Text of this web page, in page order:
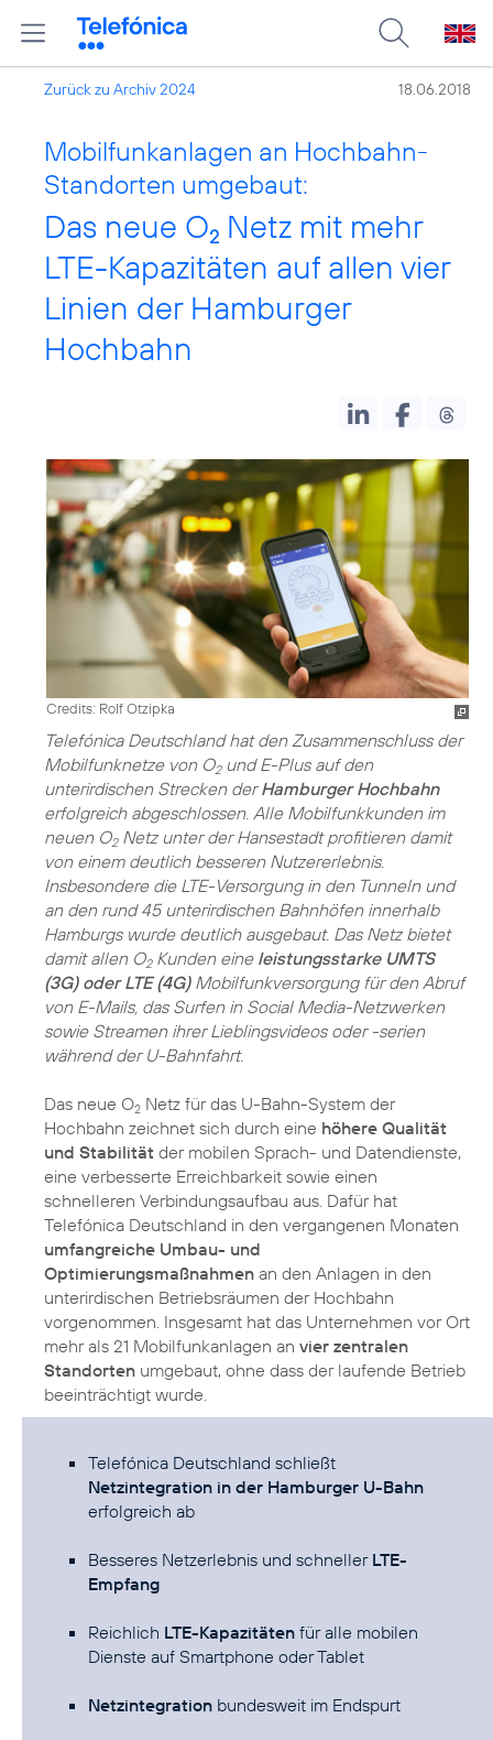
Zurück zu Archiv 2024 18.06.2018
Mobilfunkanlagen an Hochbahn-
Standorten umgebaut:
Das neue O2 Netz mit mehr
LTE-Kapazitäten auf allen vier
Linien der Hamburger
Hochbahn
Credits: Rolf Otzipka
Telefónica Deutschland hat den Zusammenschluss der
Mobilfunknetze von O2und E-Plus auf den
unterirdischen Strecken derHamburger Hochbahn
erfolgreich abgeschlossen. Alle Mobilfunkkunden im
neuen O2Netz unter der Hansestadt profitieren damit
von einem deutlich besseren Nutzererlebnis.
Insbesondere die LTE-Versorgung in den Tunneln und
an den rund 45 unterirdischen Bahnhöfen innerhalb
Hamburgs wurde deutlich ausgebaut. Das Netz bietet
damit allen O2Kunden eine leistungsstarke UMTS
(3G) oder LTE (4G)Mobilfunkversorgung für den Abruf
von E-Mails, das Surfen in Social Media-Netzwerken
sowie Streamen ihrer Lieblingsvideos oder -serien
während der U-Bahnfahrt.
Das neue O2 Netz für das U-Bahn-System der
Hochbahn zeichnet sich durch eine höhere Qualität
und Stabilität der mobilen Sprach- und Datendienste,
eine verbesserte Erreichbarkeit sowie einen
schnelleren Verbindungsaufbau aus. Dafür hat
Telefónica Deutschland in den vergangenen Monaten
umfangreiche Umbau- und
Optimierungsmaßnahmen an den Anlagen in den
unterirdischen Betriebsräumen der Hochbahn
vorgenommen. Insgesamt hat das Unternehmen vor Ort
mehr als 21 Mobilfunkanlagen an vier zentralen
Standorten umgebaut, ohne dass der laufende Betrieb
beeinträchtigt wurde.
Telefónica Deutschland schließt
Netzintegration in der Hamburger U-Bahn
erfolgreich ab
Besseres Netzerlebnis und schneller LTE-
Empfang
Reichlich LTE-Kapazitäten für alle mobilen
Dienste auf Smartphone oder Tablet
Netzintegration bundesweit im Endspurt